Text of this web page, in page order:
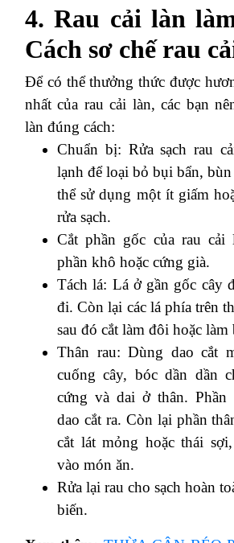
4. Rau cải làn
Cách sơ chế rau
Để có thể thưởng thức được
nhất của rau cải làn, các bạn
làn đúng cách:
Chuẩn bị: Rửa sạch rau
lạnh để loại bỏ bụi bẩn,
thể sử dụng một ít giấm
rửa sạch.
Cắt phần gốc của rau cải
phần khô hoặc cứng già.
Tách lá: Lá ở gần gốc cây
đi. Còn lại các lá phía trên
sau đó cắt làm đôi hoặc làm
Thân rau: Dùng dao cắt
cuống cây, bóc dần dần
cứng và dai ở thân. Phần
dao cắt ra. Còn lại phần
cắt lát mỏng hoặc thái
vào món ăn.
Rửa lại rau cho sạch hoàn
biến.